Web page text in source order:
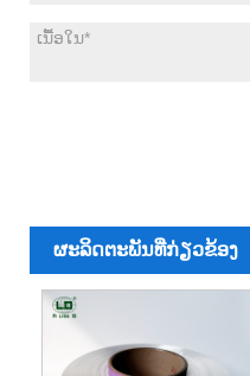
ຜະ​ລິດ​ຕະ​ພັນ​ທີ່​ກ່ຽວ​ຂ້ອງ